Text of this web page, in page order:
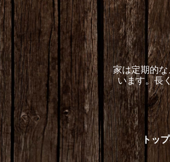
家は定期的
います。長
トッ